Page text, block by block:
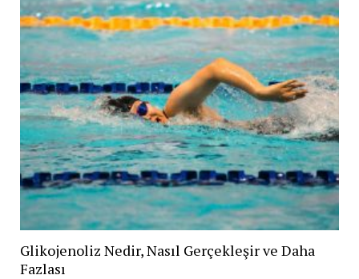
Glikojenoliz Nedir, Nasıl Gerçekleşir ve Daha
Fazlası